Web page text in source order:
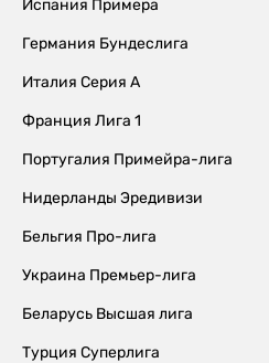
Испания Примера
Германия Бундеслига
Италия Серия А
Франция Лига 1
Португалия Примейра-лига
Нидерланды Эредивизи
Бельгия Про-лига
Украина Премьер-лига
Беларусь Высшая лига
Турция Суперлига